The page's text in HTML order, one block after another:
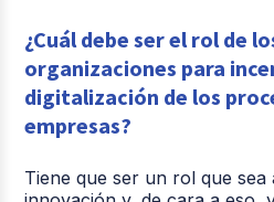
¿Cuál debe ser el rol de
organizaciones para
digitalización de los
empresas?
Tiene que ser un rol que sea